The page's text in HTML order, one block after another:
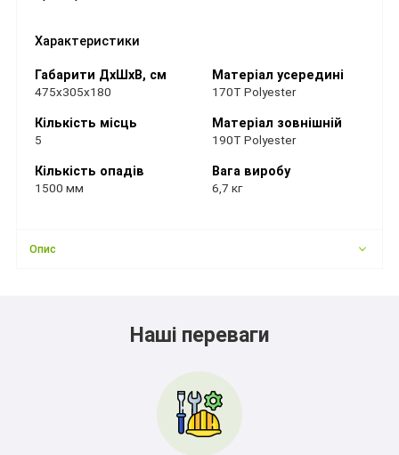
Характеристики
Габарити ДхШхВ, см
475x305x180
Кількість місць
5
Кількість опадів
1500 мм
Матеріал усередині
170T Polyester
Матеріал зовнішній
190T Polyester
Вага виробу
6,7 кг
Опис
Наші переваги